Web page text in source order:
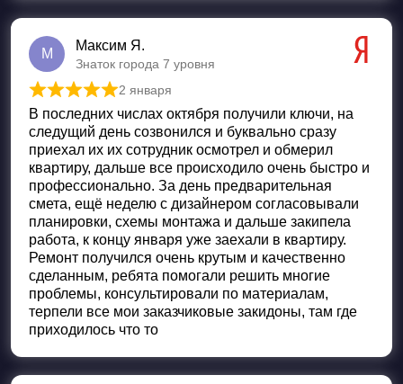
М
Максим Я.
Знаток города 7 уровня
Оценка 5из 5
2 января
В последних числах октября получили ключи, на
следущий день созвонился и буквально сразу
приехал их их сотрудник осмотрел и обмерил
квартиру, дальше все происходило очень быстро и
профессионально. За день предварительная
смета, ещё неделю с дизайнером согласовывали
планировки, схемы монтажа и дальше закипела
работа, к концу января уже заехали в квартиру.
Ремонт получился очень крутым и качественно
сделанным, ребята помогали решить многие
проблемы, консультировали по материалам,
терпели все мои заказчиковые закидоны, там где
приходилось что то